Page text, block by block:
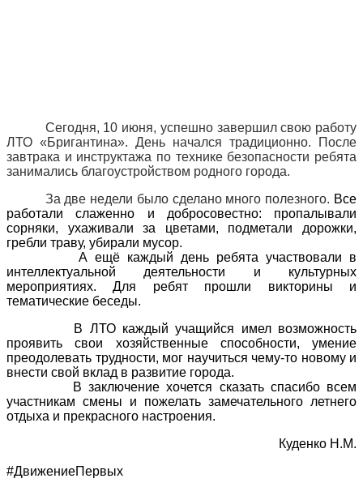
Сегодня, 10 июня, успешно завершил свою работу
ЛТО «Бригантина». День начался традиционно. После
завтрака и инструктажа по технике безопасности ребята
занимались благоустройством родного города.
За две недели было сделано много полезного. Все
работали слаженно и добросовестно: пропалывали
сорняки, ухаживали за цветами, подметали дорожки,
гребли траву, убирали мусор.
А ещё каждый день ребята участвовали в
интеллектуальной деятельности и культурных
мероприятиях. Для ребят прошли викторины и
тематические беседы.
В ЛТО каждый учащийся имел возможность
проявить свои хозяйственные способности, умение
преодолевать трудности, мог научиться чему-то новому и
внести свой вклад в развитие города.
В заключение хочется сказать спасибо всем
участникам смены и пожелать замечательного летнего
отдыха и прекрасного настроения.
Куденко Н.М.
#ДвижениеПервых